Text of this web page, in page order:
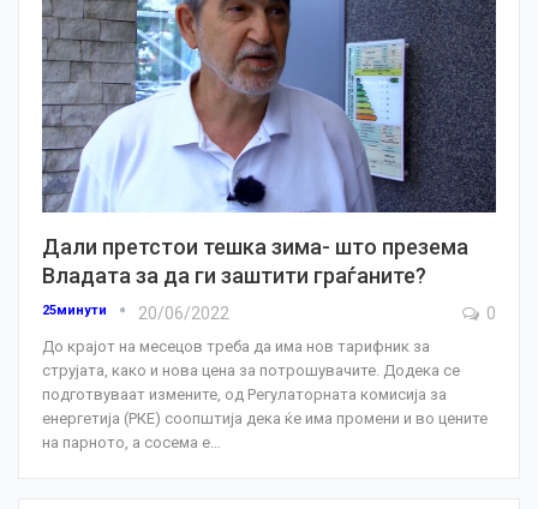
Дали претстои тешка зима- што презема
Владата за да ги заштити граѓаните?
25минути 20/06/2022 0
До крајот на месецов треба да има нов тарифник за
струјата, како и нова цена за потрошувачите. Додека се
подготвуваат измените, од Регулаторната комисија за
енергетија (РКЕ) соопштија дека ќе има промени и во цените
на парното, а сосема е…